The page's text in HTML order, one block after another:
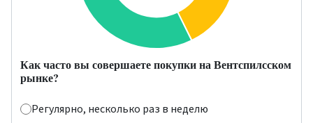
Как часто вы совершаете покупки на Вентспилсском
рынке?
Регулярно, несколько раз в неделю